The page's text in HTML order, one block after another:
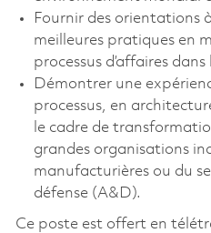
Fournir des orientations
meilleures pratiques en
processus d’affaires
Démontrer une
processus, en
le cadre de
grandes organisations
manufacturières ou du
défense (A&D).
Ce poste est offert en